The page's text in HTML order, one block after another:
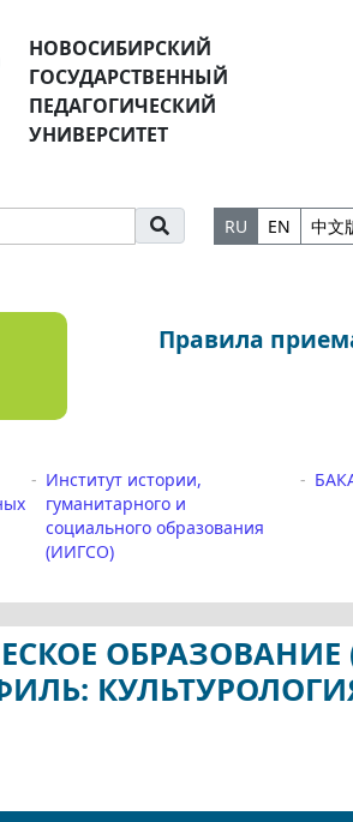
НОВОСИБИРСКИЙ
ГОСУДАРСТВЕННЫЙ
ПЕДАГОГИЧЕСКИЙ
УНИВЕРСИТЕТ
RU EN 中文
Правила
Институт истории,
гуманитарного и
социального образования
(ИИГСО)